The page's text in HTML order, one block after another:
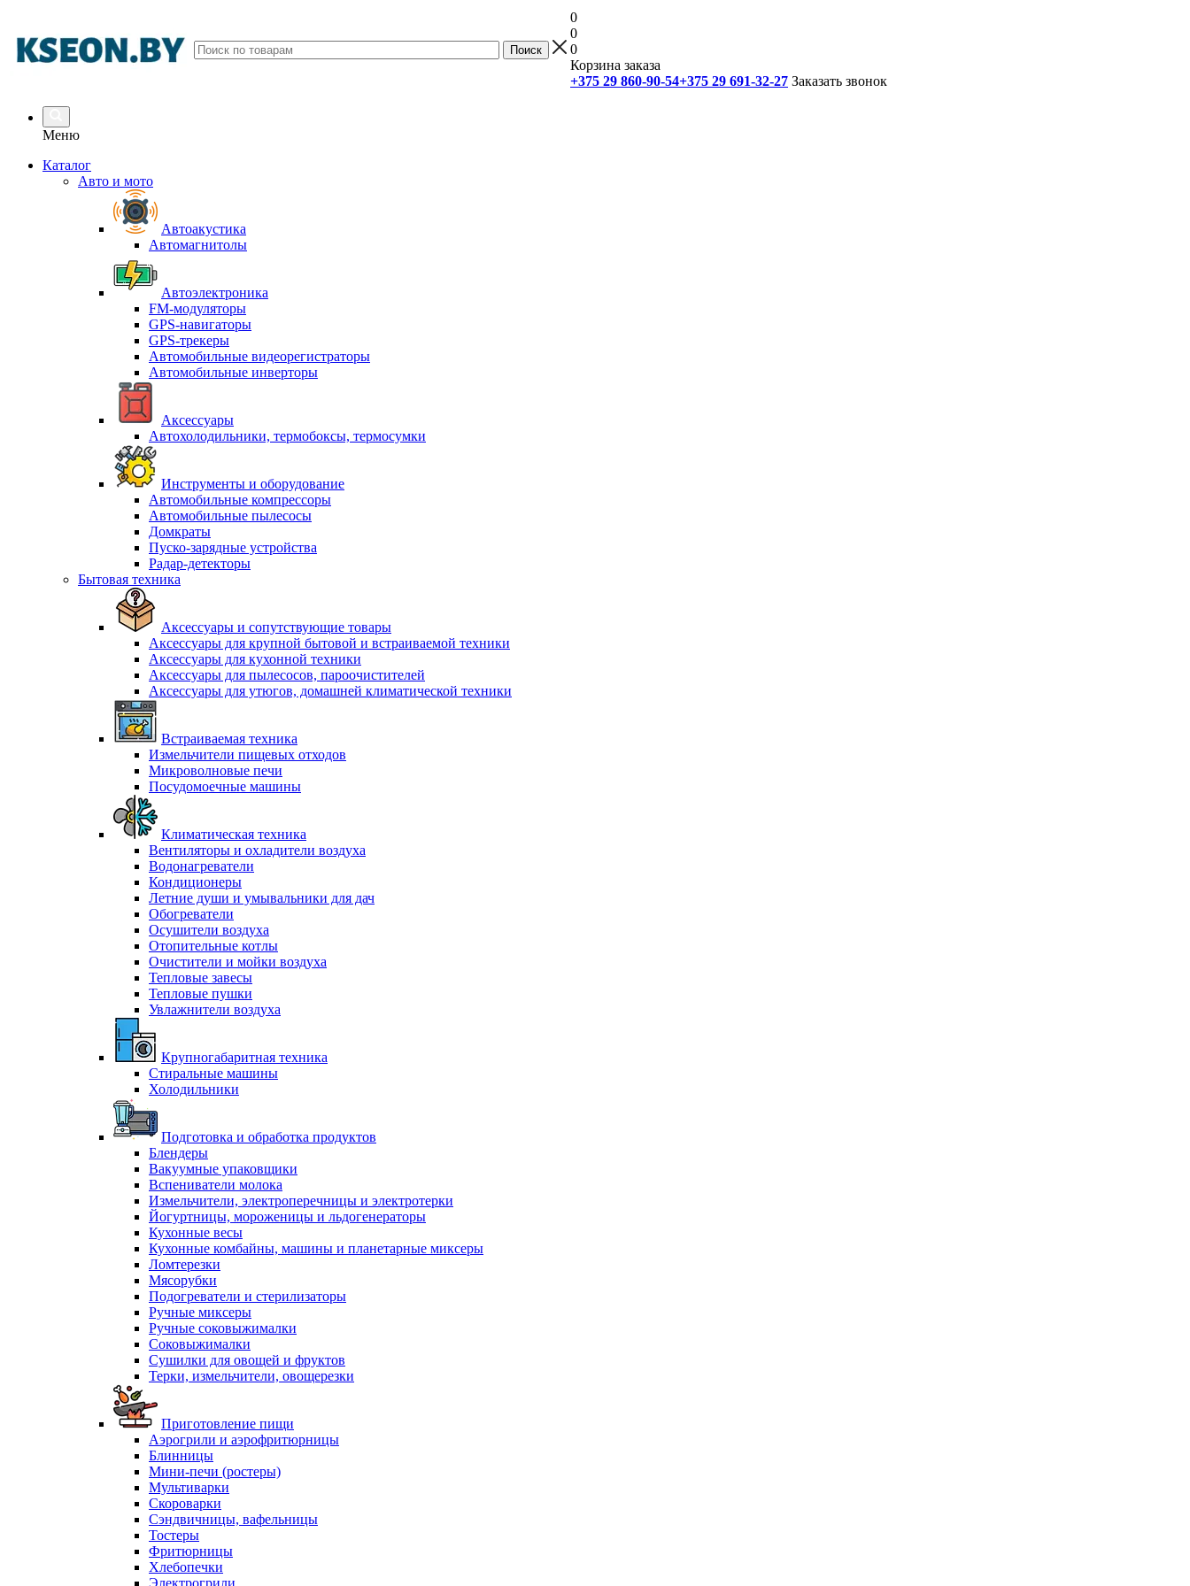
0
0
0
Корзина заказа
+375 29 860-90-54+375 29 691-32-27 Заказать звонок
Меню
Каталог
Авто и мото
Автоакустика
Автомагнитолы
Автоэлектроника
FM-модуляторы
GPS-навигаторы
GPS-трекеры
Автомобильные видеорегистраторы
Автомобильные инверторы
Аксессуары
Автохолодильники, термобоксы, термосумки
Инструменты и оборудование
Автомобильные компрессоры
Автомобильные пылесосы
Домкраты
Пуско-зарядные устройства
Радар-детекторы
Бытовая техника
Аксессуары и сопутствующие товары
Аксессуары для крупной бытовой и встраиваемой техники
Аксессуары для кухонной техники
Аксессуары для пылесосов, пароочистителей
Аксессуары для утюгов, домашней климатической техники
Встраиваемая техника
Измельчители пищевых отходов
Микроволновые печи
Посудомоечные машины
Климатическая техника
Вентиляторы и охладители воздуха
Водонагреватели
Кондиционеры
Летние души и умывальники для дач
Обогреватели
Осушители воздуха
Отопительные котлы
Очистители и мойки воздуха
Тепловые завесы
Тепловые пушки
Увлажнители воздуха
Крупногабаритная техника
Стиральные машины
Холодильники
Подготовка и обработка продуктов
Блендеры
Вакуумные упаковщики
Вспениватели молока
Измельчители, электроперечницы и электротерки
Йогуртницы, мороженицы и льдогенераторы
Кухонные весы
Кухонные комбайны, машины и планетарные миксеры
Ломтерезки
Мясорубки
Подогреватели и стерилизаторы
Ручные миксеры
Ручные соковыжималки
Соковыжималки
Сушилки для овощей и фруктов
Терки, измельчители, овощерезки
Приготовление пищи
Аэрогрили и аэрофритюрницы
Блинницы
Мини-печи (ростеры)
Мультиварки
Скороварки
Сэндвичницы, вафельницы
Тостеры
Фритюрницы
Хлебопечки
Электрогрили